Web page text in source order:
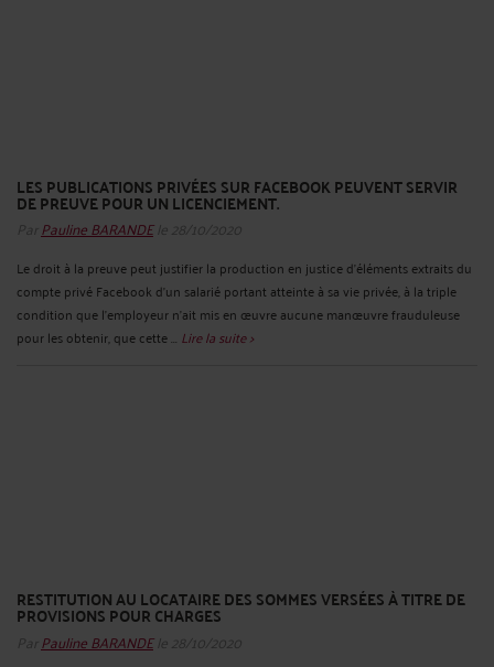
LES PUBLICATIONS PRIVÉES SUR FACEBOOK PEUVENT SERVIR
DE PREUVE POUR UN LICENCIEMENT.
Par Pauline BARANDEle 28/10/2020
Le droit à la preuve peut justifier la production en justice d’éléments extraits du
compte privé Facebook d’un salarié portant atteinte à sa vie privée, à la triple
condition que l’employeur n’ait mis en œuvre aucune manœuvre frauduleuse
pour les obtenir, que cette ... Lire la suite >
RESTITUTION AU LOCATAIRE DES SOMMES VERSÉES À TITRE DE
PROVISIONS POUR CHARGES
Par Pauline BARANDEle 28/10/2020